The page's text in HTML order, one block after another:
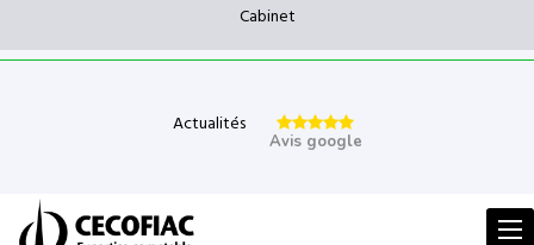
Cabinet
Actualités
Avis google